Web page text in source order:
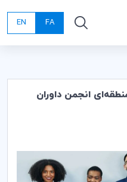
FA
EN
اعلام اسامی نمایندگان جدید منطقه‎‌ای انجمن داوران